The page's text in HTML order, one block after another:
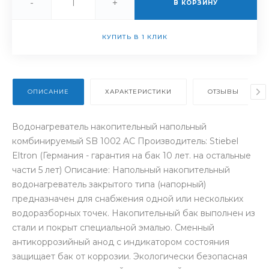
- + В КОРЗИНУ
КУПИТЬ В 1 КЛИК
ОПИСАНИЕ ХАРАКТЕРИСТИКИ ОТЗЫВЫ
Водонагреватель накопительный напольный
комбинируемый SB 1002 AC Производитель: Stiebel
Eltron (Германия - гарантия на бак 10 лет. на остальные
части 5 лет) Описание: Напольный накопительный
водонагреватель закрытого типа (напорный)
предназначен для снабжения одной или нескольких
водоразборных точек. Накопительный бак выполнен из
стали и покрыт специальной эмалью. Сменный
антикоррозийный анод с индикатором состояния
защищает бак от коррозии. Экологически безопасная